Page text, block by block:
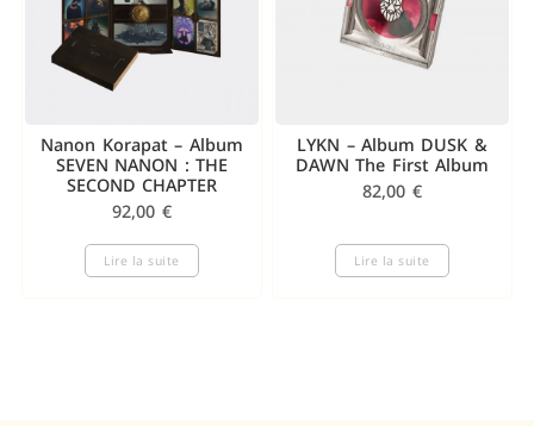
Nanon Korapat – Album
SEVEN NANON : THE
SECOND CHAPTER
92,00 €
Lire la suite
LYKN – Album DUSK &
DAWN The First Album
82,00 €
Lire la suite